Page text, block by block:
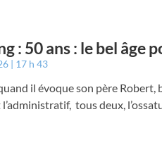
: 50 ans : le bel âge
17 h 43
il évoque son père Robert,
tous deux,